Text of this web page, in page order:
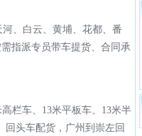
、白云、黄埔、花都、番
指派专员带车提货、合同承
栏车、13米平板车、13米半
回头车配货，广州到崇左回